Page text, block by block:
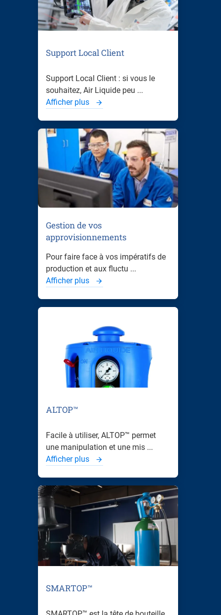
Support Local Client
Support Local Client : si vous le
souhaitez, Air Liquide peu ...
Afficher plus
Gestion de vos
approvisionnements
Pour faire face à vos impératifs de
production et aux fluctu ...
Afficher plus
ALTOP™
Facile à utiliser, ALTOP™ permet
une manipulation et une mis ...
Afficher plus
SMARTOP™